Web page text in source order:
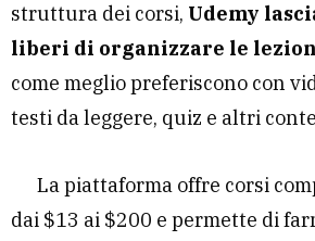
struttura dei corsi, Udemy
liberi di organizzare le
come meglio preferiscono con
testi da leggere, quiz e altri
La piattaforma offre corsi
dai $13 ai $200 e permette di